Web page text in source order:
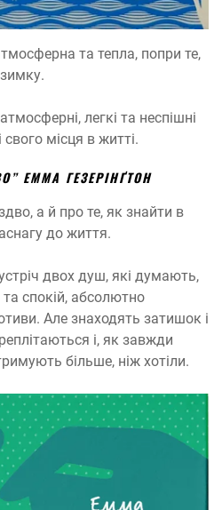
та тепла, попри те,
легкі та неспішні
місця в житті.
ЕММА ГЕЗЕРІНҐТОН
а й про те, як знайти в
до життя.
двох душ, які думають,
спокій, абсолютно
Але знаходять затишок і
і, як завжди
більше, ніж хотіли.